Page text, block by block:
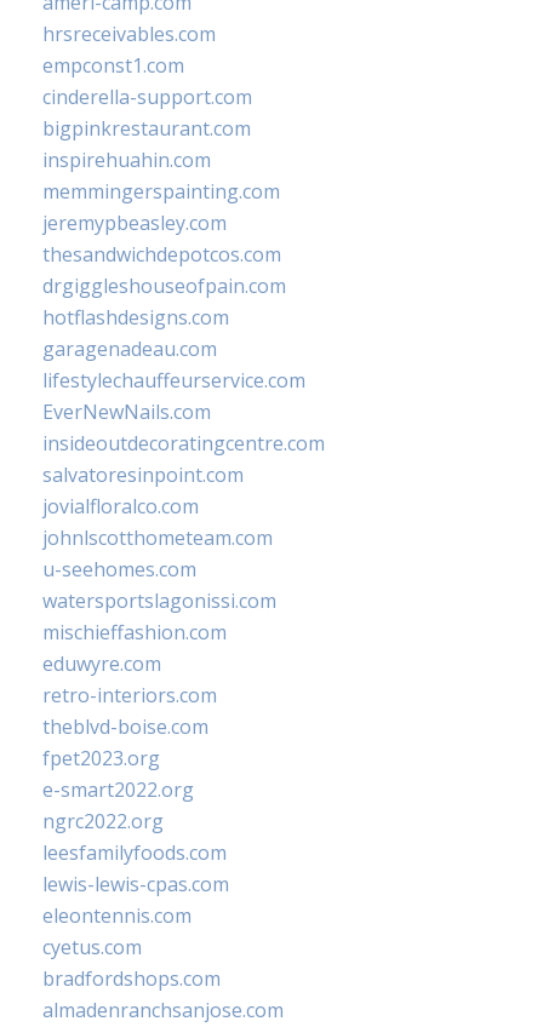
hrsreceivables.com
empconst1.com
cinderella-support.com
bigpinkrestaurant.com
inspirehuahin.com
memmingerspainting.com
jeremypbeasley.com
thesandwichdepotcos.com
drgiggleshouseofpain.com
hotflashdesigns.com
garagenadeau.com
lifestylechauffeurservice.com
EverNewNails.com
insideoutdecoratingcentre.com
salvatoresinpoint.com
jovialfloralco.com
johnlscotthometeam.com
u-seehomes.com
watersportslagonissi.com
mischieffashion.com
eduwyre.com
retro-interiors.com
theblvd-boise.com
fpet2023.org
e-smart2022.org
ngrc2022.org
leesfamilyfoods.com
lewis-lewis-cpas.com
eleontennis.com
cyetus.com
bradfordshops.com
almadenranchsanjose.com